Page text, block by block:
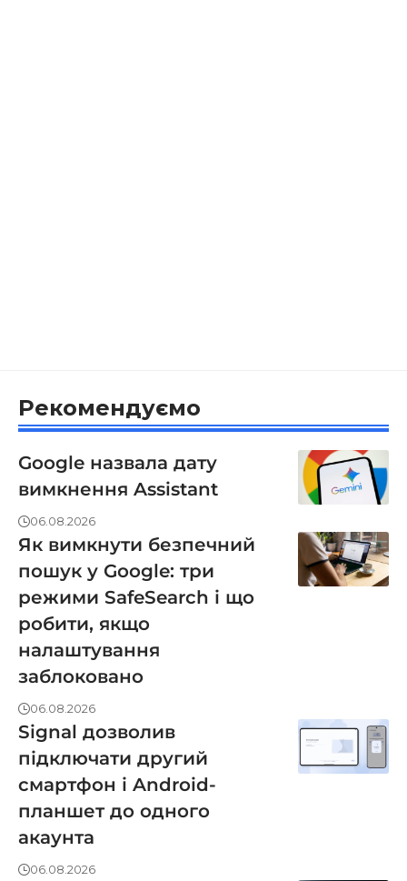
Рекомендуємо
Google назвала дату
вимкнення Assistant
06.08.2026
Як вимкнути безпечний
пошук у Google: три
режими SafeSearch і що
робити, якщо
налаштування
заблоковано
06.08.2026
Signal дозволив
підключати другий
смартфон і Android-
планшет до одного
акаунта
06.08.2026